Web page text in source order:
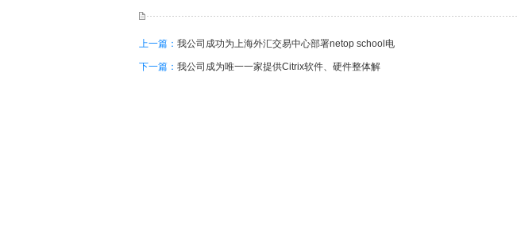
上一篇： 我公司成功为上海外汇交易中心部署netop school电
下一篇： 我公司成为唯一一家提供Citrix软件、硬件整体解